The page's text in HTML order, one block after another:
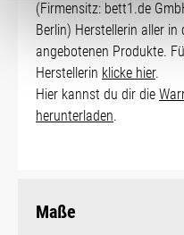
(Firmensitz: bett1.de
Berlin) Herstellerin aller in
angebotenen Produkte.
Herstellerin klicke hier.
Hier kannst du dir die
herunterladen.
Maße